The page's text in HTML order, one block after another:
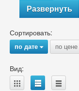
Развернуть
Сортировать:
по дате{ по цене
Вид:
A B C